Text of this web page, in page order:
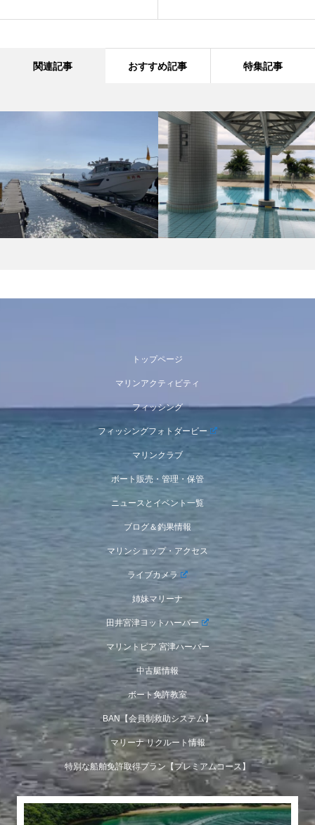
関連記事 おすすめ記事 特集記事
トップページ
マリンアクティビティ
フィッシング
フィッシングフォトダービー
マリンクラブ
ボート販売・管理・保管
ニュースとイベント一覧
ブログ＆釣果情報
マリンショップ・アクセス
ライブカメラ
姉妹マリーナ
田井宮津ヨットハーバー
マリントピア 宮津ハーバー
中古艇情報
ボート免許教室
BAN【会員制救助システム】
マリーナ リクルート情報
特別な船舶免許取得プラン【プレミアムコース】